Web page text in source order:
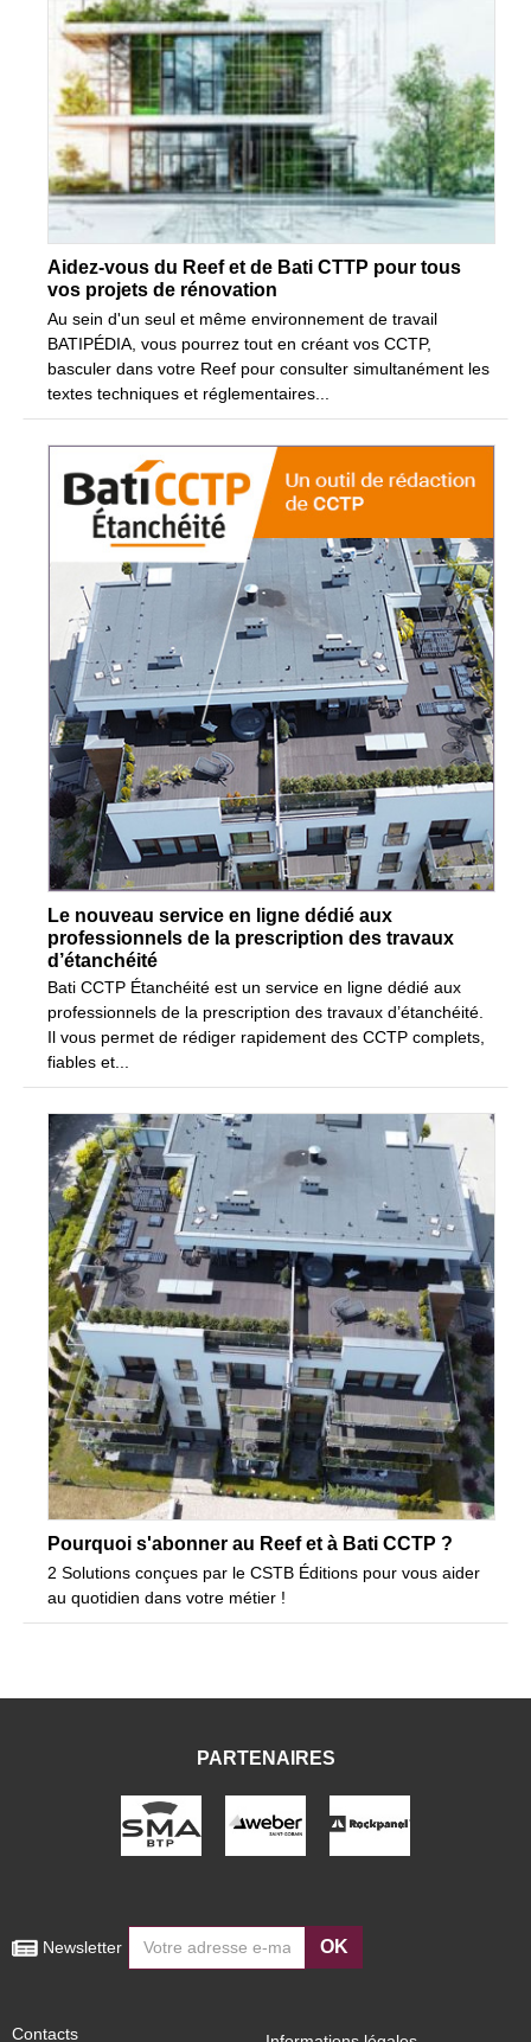
Aidez-vous du Reef et de Bati CTTP pour tous
vos projets de rénovation
Au sein d'un seul et même environnement de travail
BATIPÉDIA, vous pourrez tout en créant vos CCTP,
basculer dans votre Reef pour consulter simultanément les
textes techniques et réglementaires...
Le nouveau service en ligne dédié aux
professionnels de la prescription des travaux
d’étanchéité
Bati CCTP Étanchéité est un service en ligne dédié aux
professionnels de la prescription des travaux d’étanchéité.
Il vous permet de rédiger rapidement des CCTP complets,
fiables et...
Pourquoi s'abonner au Reef et à Bati CCTP ?
2 Solutions conçues par le CSTB Éditions pour vous aider
au quotidien dans votre métier !
PARTENAIRES
Newsletter OK
Contacts